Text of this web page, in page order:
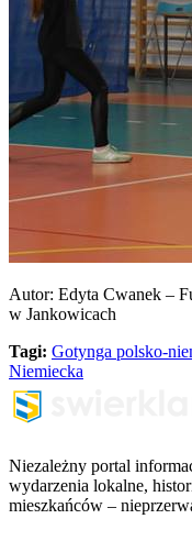
Autor: Edyta Cwanek –
w Jankowicach
Tagi: Gotynga polsko-
Niemiecka
Niezależny portal
wydarzenia lokalne,
mieszkańców –